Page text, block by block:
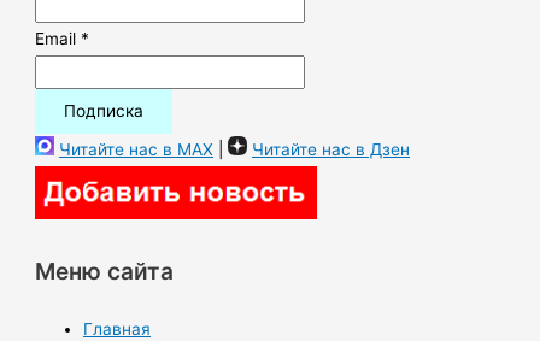
Email *
Читайте нас в MAX | Читайте нас в Дзен
Меню сайта
Главная